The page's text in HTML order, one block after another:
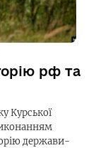
рф та
Курської
держави-